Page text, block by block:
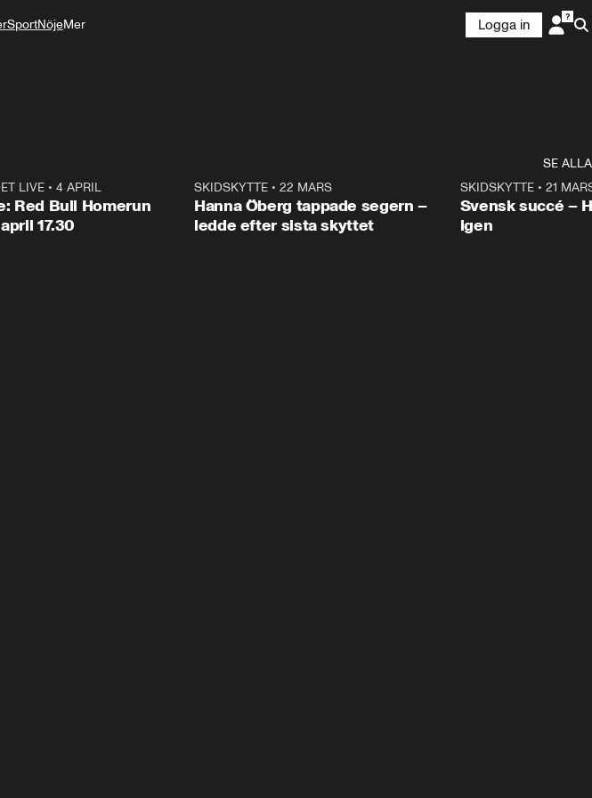
SportNöjeMer
Logga in
SE ALLA
LIVE •4 APRIL
Red Bull Homerun
17.30
SKIDSKYTTE• 22 MARS
Hanna Öberg tappade segern –
ledde efter sista skyttet
SKIDSKYTTE• 21
Svensk succé –
igen